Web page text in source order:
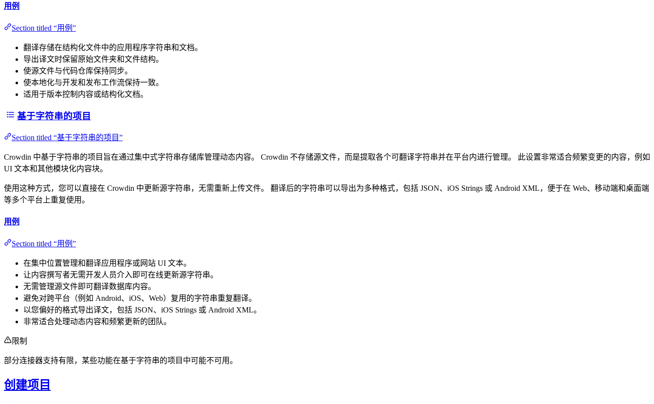
用例
Section titled “用例”
翻译存储在结构化文件中的应用程序字符串和文档。
导出译文时保留原始文件夹和文件结构。
使源文件与代码仓库保持同步。
使本地化与开发和发布工作流保持一致。
适用于版本控制内容或结构化文档。
基于字符串的项目
Section titled “基于字符串的项目”
Crowdin 中基于字符串的项目旨在通过集中式字符串存储库管理动态内容。 Crowdin 不存储源文件，而是提取各个可翻译字符串并在平台内进行管理。 此设置非常适合频繁变更的内容，例如
UI 文本和其他模块化内容块。
使用这种方式，您可以直接在 Crowdin 中更新源字符串，无需重新上传文件。 翻译后的字符串可以导出为多种格式，包括 JSON、iOS Strings 或 Android XML，便于在 Web、移动端和桌面端
等多个平台上重复使用。
用例
Section titled “用例”
在集中位置管理和翻译应用程序或网站 UI 文本。
让内容撰写者无需开发人员介入即可在线更新源字符串。
无需管理源文件即可翻译数据库内容。
避免对跨平台（例如 Android、iOS、Web）复用的字符串重复翻译。
以您偏好的格式导出译文，包括 JSON、iOS Strings 或 Android XML。
非常适合处理动态内容和频繁更新的团队。
限制
部分连接器支持有限，某些功能在基于字符串的项目中可能不可用。
创建项目